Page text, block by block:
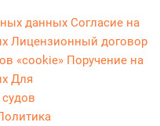
данных Согласие на
Лицензионный договор
«cookie» Поручение на
Для